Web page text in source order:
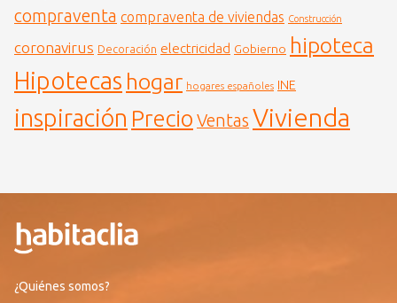
compraventa compraventa de viviendas Construcción
coronavirus Decoración electricidad Gobierno hipoteca
Hipotecas hogar hogares españoles INE
inspiración Precio Ventas Vivienda
¿Quiénes somos?